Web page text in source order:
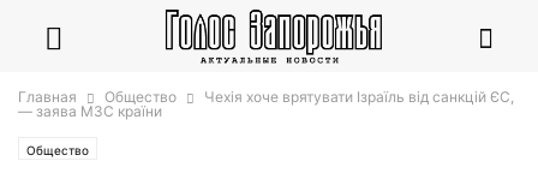
Главная Общество
Чехія хоче врятувати Ізраїль від санкцій ЄС,
— заява МЗС країни
Общество